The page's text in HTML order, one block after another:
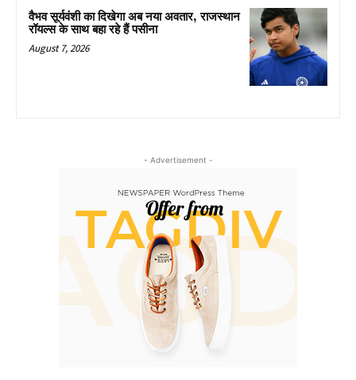
वैभव सूर्यवंशी का दिखेगा अब नया अवतार, राजस्थान
रॉयल्स के साथ बहा रहे हैं पसीना
August 7, 2026
- Advertisement -